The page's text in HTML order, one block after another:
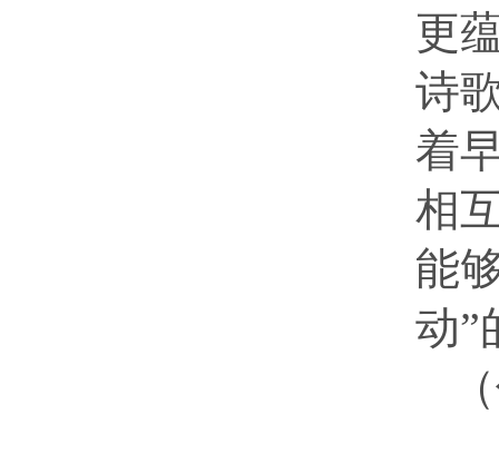
更
诗
着
相
能
动”